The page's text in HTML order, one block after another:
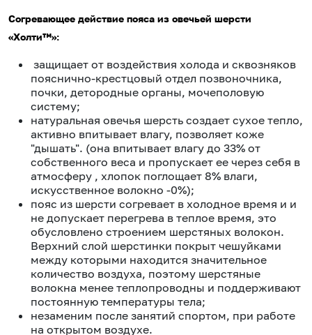
Согревающее действие пояса из овечьей шерсти
«Холти™»:
защищает от воздействия холода и сквозняков
пояснично-крестцовый отдел позвоночника,
почки, детородные органы, мочеполовую
систему;
натуральная овечья шерсть создает сухое тепло,
активно впитывает влагу, позволяет коже
"дышать". (она впитывает влагу до 33% от
собственного веса и пропускает ее через себя в
атмосферу , хлопок поглощает 8% влаги,
искусственное волокно -0%);
пояс из шерсти согревает в холодное время и и
не допускает перегрева в теплое время, это
обусловлено строением шерстяных волокон.
Верхний слой шерстинки покрыт чешуйками
между которыми находится значительное
количество воздуха, поэтому шерстяные
волокна менее теплопроводны и поддерживают
постоянную температуры тела;
незаменим после занятий спортом, при работе
на открытом воздухе.